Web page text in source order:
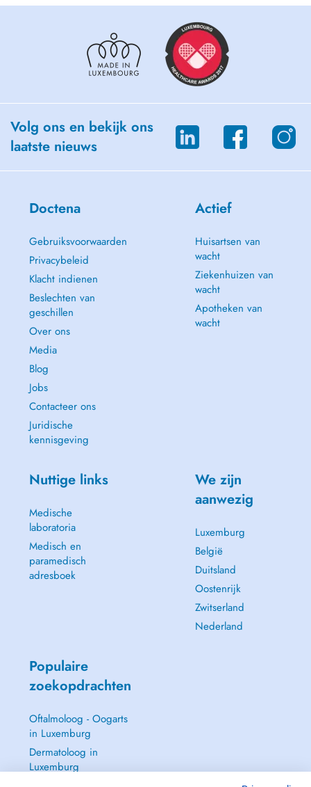
Volg ons en bekijk ons
laatste nieuws
Doctena
Gebruiksvoorwaarden
Privacybeleid
Klacht indienen
Beslechten van
geschillen
Over ons
Media
Blog
Jobs
Contacteer ons
Juridische
kennisgeving
Actief
Huisartsen van
wacht
Ziekenhuizen van
wacht
Apotheken van
wacht
Nuttige links
Medische
laboratoria
Medisch en
paramedisch
adresboek
We zijn
aanwezig
Luxemburg
België
Duitsland
Oostenrijk
Zwitserland
Nederland
Populaire
zoekopdrachten
Oftalmoloog - Oogarts
in Luxemburg
Dermatoloog in
Luxemburg